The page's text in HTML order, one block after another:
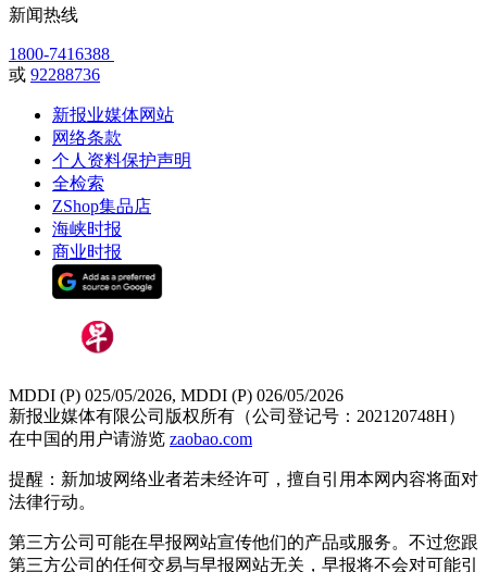
新闻热线
1800-7416388
或 92288736
新报业媒体网站
网络条款
个人资料保护声明
全检索
ZShop集品店
海峡时报
商业时报
MDDI (P) 025/05/2026, MDDI (P) 026/05/2026
新报业媒体有限公司版权所有（公司登记号：202120748H）
在中国的用户请游览 zaobao.com
提醒：新加坡网络业者若未经许可，擅自引用本网内容将面对
法律行动。
第三方公司可能在早报网站宣传他们的产品或服务。不过您跟
第三方公司的任何交易与早报网站无关，早报将不会对可能引